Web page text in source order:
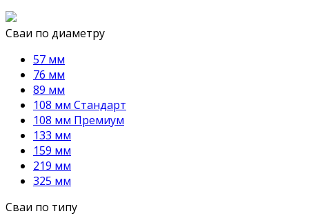
Сваи по диаметру
57 мм
76 мм
89 мм
108 мм Стандарт
108 мм Премиум
133 мм
159 мм
219 мм
325 мм
Сваи по типу